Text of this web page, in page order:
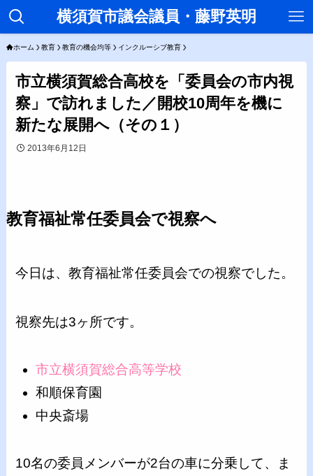
横須賀市議会議員・藤野英明
ホーム 教育 教育の機会均等 インクルーシブ教育
市立横須賀総合高校を「委員会の市内視
察」で訪れました／開校10周年を機に
新たな展開へ（その１）
2013年6月12日
教育福祉常任委員会で視察へ
今日は、教育福祉常任委員会での視察でした。
視察先は3ヶ所です。
市立横須賀総合高等学校
和順保育園
中央斎場
10名の委員メンバーが2台の車に分乗して、ま